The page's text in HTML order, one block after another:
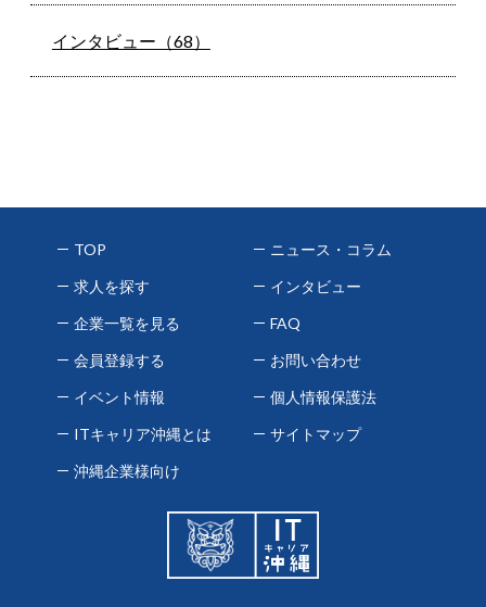
インタビュー（68）
TOP
求人を探す
企業一覧を見る
会員登録する
イベント情報
ITキャリア沖縄とは
沖縄企業様向け
ニュース・コラム
インタビュー
FAQ
お問い合わせ
個人情報保護法
サイトマップ